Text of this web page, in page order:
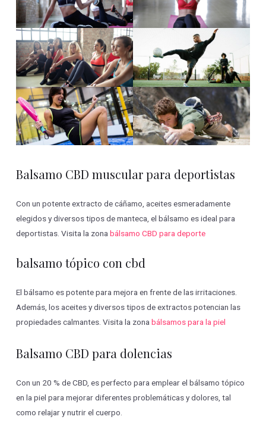
Balsamo CBD muscular para deportistas
Con un potente extracto de cáñamo, aceites esmeradamente
elegidos y diversos tipos de manteca, el bálsamo es ideal para
deportistas. Visita la zonabálsamo CBD para deporte
balsamo tópico con cbd
El bálsamo es potente para mejora en frente de las irritaciones.
Además, los aceites y diversos tipos de extractos potencian las
propiedades calmantes. Visita la zonabálsamos para la piel
Balsamo CBD para dolencias
Con un 20 % de CBD, es perfecto para emplear el bálsamo tópico
en la piel para mejorar diferentes problemáticas y dolores, tal
como relajar y nutrir el cuerpo.